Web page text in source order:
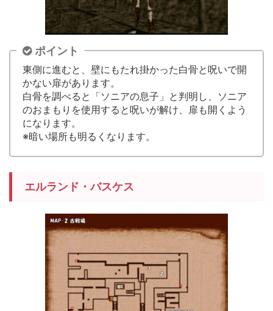
ポイント
東側に進むと、壁にもたれ掛かった白骨と呪いで開
かない扉があります。
白骨を調べると「ソニアの息子」と判明し、ソニア
のおまもりを使用すると呪いが解け、扉も開くよう
になります。
※暗い場所も明るくなります。
エルランド・バスケス